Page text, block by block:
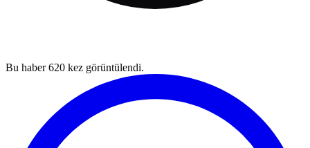
Bu haber620 kez görüntülendi.